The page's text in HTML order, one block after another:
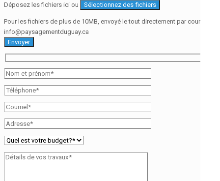
Déposez les fichiers ici ou
Sélectionnez des fichiers
Pour les fichiers de plus de 10MB, envoyé le tout directement par courriel à
info@paysagementduguay.ca
Envoyer